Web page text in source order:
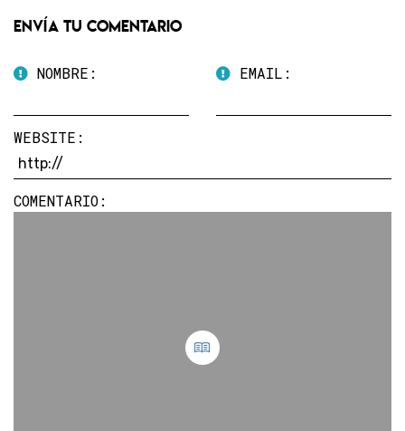
Envía tu comentario
NOMBRE: EMAIL:
WEBSITE:
COMENTARIO: